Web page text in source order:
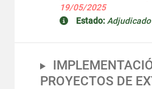
19/05/2025
Estado: Adjudicado
PROYECTOS DE